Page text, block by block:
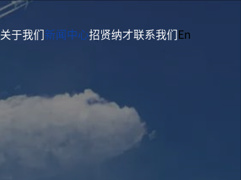
关于我们 新闻中心招贤纳才联系我们 En